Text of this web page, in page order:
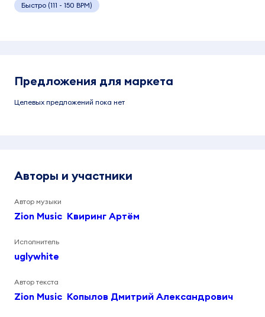
Быстро (111 - 150 BPM)
Предложения для маркета
Целевых предложений пока нет
Авторы и участники
Автор музыки
Zion Music Квиринг Артём
Исполнитель
uglywhite
Автор текста
Zion Music Копылов Дмитрий Александрович